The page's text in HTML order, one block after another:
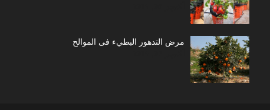
مرض التدهور البطيء فى الموالح